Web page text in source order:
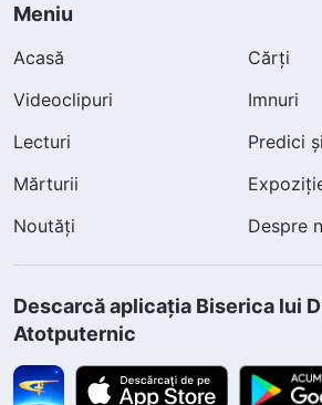
Meniu
Acasă
Cărți
Videoclipuri
Imnuri
Lecturi
Predici
Mărturii
Noutăți
Despre
Descarcă aplicația Biserica lui
Atotputernic